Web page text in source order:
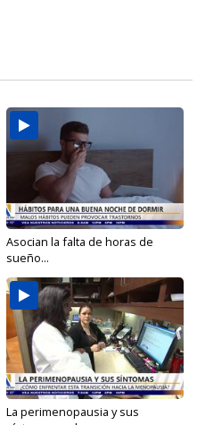
Asocian la falta de horas de
sueño...
La perimenopausia y sus